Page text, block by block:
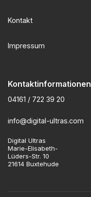
Kontakt
Impressum
Kontaktinformationen
04161 / 722 39 20
info@digital-ultras.com
Digital Ultras
Marie-Elisabeth-
Lüders-Str. 10
21614 Buxtehude